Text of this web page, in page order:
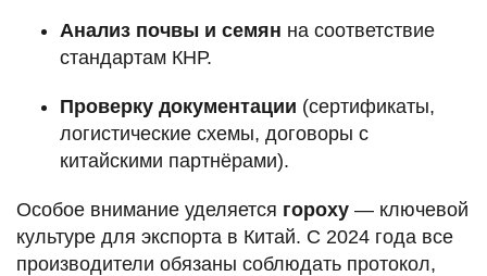
Анализ почвы и семян на соответствие
стандартам КНР.
Проверку документации (сертификаты,
логистические схемы, договоры с
китайскими партнёрами).
Особое внимание уделяется гороху — ключевой
культуре для экспорта в Китай. С 2024 года все
производители обязаны соблюдать протокол,